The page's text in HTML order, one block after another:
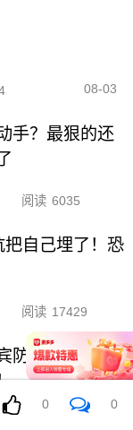
08-03
手？最狠的还
阅读 6035
自己埋了！恐
阅读 17429
防长，你这是
0 0